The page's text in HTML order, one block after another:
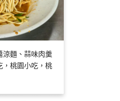
涼麵、蒜味肉羹
，桃園小吃，桃